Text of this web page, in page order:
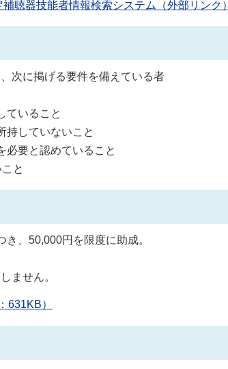
聴器技能者情報検索システム（外部リンク）
次に掲げる要件を備えている者
ていること
持していないこと
必要と認めていること
と
、50,000円を限度に助成。
ません。
631KB）